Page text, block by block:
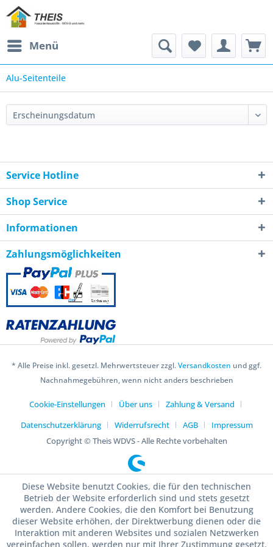
Menü
Alu-Seitenteile
Service Hotline
Shop Service
Informationen
Zahlungsmöglichkeiten
* Alle Preise inkl. gesetzl. Mehrwertsteuer zzgl.Versandkosten und ggf.
Nachnahmegebühren, wenn nicht anders beschrieben
Cookie-Einstellungen Über uns
Zahlung & Versand
Datenschutzerklärung
Widerrufsrecht AGB
Impressum
Copyright © Theis WDVS - Alle Rechte vorbehalten
Diese Website benutzt Cookies, die für den technischen
Betrieb der Website erforderlich sind und stets gesetzt
werden. Andere Cookies, die den Komfort bei Benutzung
dieser Website erhöhen, der Direktwerbung dienen oder die
Interaktion mit anderen Websites und sozialen Netzwerken
vereinfachen sollen, werden nur mit Ihrer Zustimmung gesetzt.